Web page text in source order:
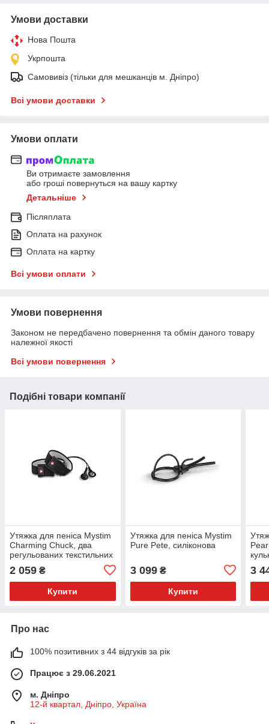
Умови доставки
Нова Пошта
Укрпошта
Самовивіз (тільки для мешканців м. Дніпро)
Всі умови доставки
Умови оплати
Ви отримаєте замовлення
або гроші повернуться на вашу картку
Детальніше
Післяплата
Оплата на рахунок
Оплата на картку
Всі умови оплати
Умови повернення
Законом не передбачено повернення та обмін даного товару
належної якості
Всі умови повернення
Подібні товари компанії
Утяжка для пеніса Mystim
Charming Chuck, два
регульованих текстильних
2 059 ₴
Купити
Утяжка для пеніса Mystim
Pure Pete, силіконова
3 099₴
Купити
3
Про нас
100% позитивних з 44 відгуків за рік
Працює з 29.06.2021
м. Дніпро
12-й квартал, Дніпро, Україна